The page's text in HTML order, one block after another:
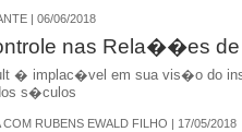
| 06/06/2018
nas Rela��es de
� implac�vel em sua vis�o do
s�culos
COM RUBENS EWALD FILHO | 17/05/2018